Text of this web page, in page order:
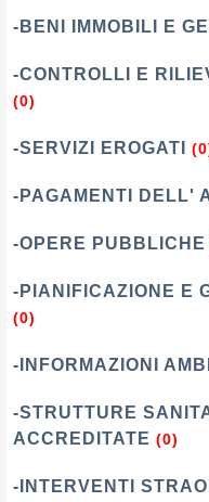
-BENI IMMOBILI E
-CONTROLLI E
(0)
-SERVIZI EROGATI
-PAGAMENTI DELL'
-OPERE PUBBLICHE
-PIANIFICAZIONE E
(0)
-INFORMAZIONI
-STRUTTURE
ACCREDITATE (0)
-INTERVENTI